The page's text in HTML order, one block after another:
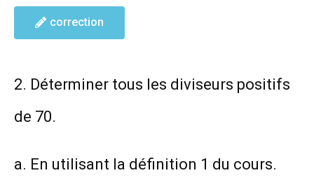
correction
2. Déterminer tous les diviseurs positifs
de 70.
a. En utilisant la définition 1 du cours.